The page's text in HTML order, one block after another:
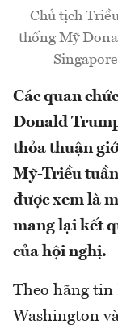
Chủ tịch
thống Mỹ
Các quan
Donald
thỏa thuận
Mỹ-Triều
được xem là
mang lại kết
của hội nghị.
Theo hãng tin
Washington